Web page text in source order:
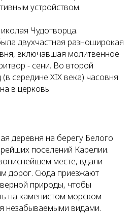
устройством.
Чудотворца.
двухчастная разноширокая
включавшая молитвенное
- сени. Во второй
середине XIX века) часовня
в церковь.
деревня на берегу Белого
поселений Карелии.
месте, вдали
дорог. Сюда приезжают
природы, чтобы
на каменистом морском
незабываемыми видами.